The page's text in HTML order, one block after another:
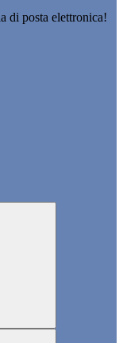
di posta elettronica!